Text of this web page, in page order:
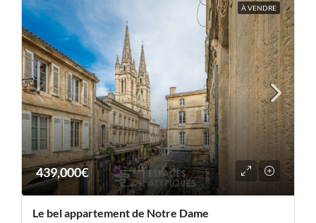
À VENDRE
439,000€
Le bel appartement de Notre Dame